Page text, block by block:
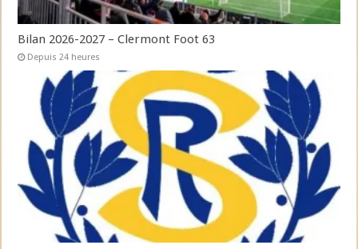
Bilan 2026-2027 – Clermont Foot 63
Depuis 24 heures